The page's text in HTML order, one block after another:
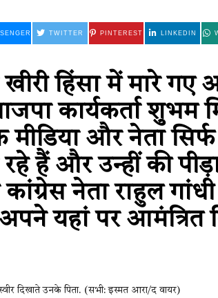
TWITTER PINTEREST LINKEDIN
हिंसा में मारे गए
कार्यकर्ता शुभम
मीडिया और नेता सिर्फ
हैं और उन्हीं की
कांग्रेस नेता राहुल
यहां पर आमंत्रित
दिखाते उनके पिता. (सभी: इस्मत आरा/द वायर)